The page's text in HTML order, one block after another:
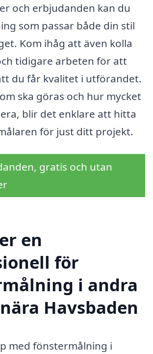
och erbjudanden kan du
som passar både din stil
Kom ihåg att även kolla
tidigare arbeten för att
du får kvalitet i utförandet.
ska göras och hur mycket
blir det enklare att hitta
för just ditt projekt.
gratis och utan
en
för
i andra
Havsbaden
med fönstermålning i